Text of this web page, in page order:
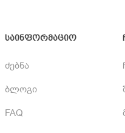
საინფორმაციო
ძებნა
ბლოგი
FAQ